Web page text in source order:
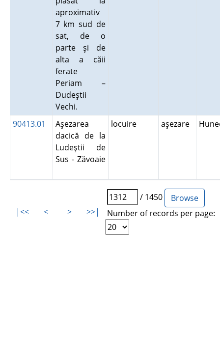
aproximativ
7 km sud de
sat, de o
parte şi de
alta a căii
ferate
Periam –
Dudeştii
Vechi.
90413.01
Aşezarea
dacică de la
Ludeştii de
Sus - Zăvoaie
locuire aşezare
|<< < > >>|
/ 1450
Number of records per page: